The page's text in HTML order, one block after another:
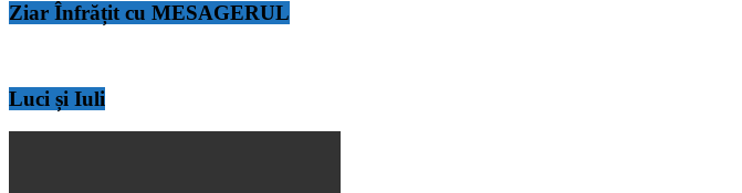
Ziar Înfrățit cu MESAGERUL
Luci și Iuli